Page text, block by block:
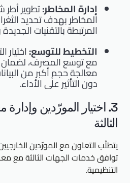
إدارة المخاطر:تطوير أطر
المخاطر بهدف تحديد
المرتبطة بالتقنيات
التخطيط للتوسع: اختيار
مع توسع المصرف، لضمان
معالجة حجم أكبر من
دون التأثير على الأداء.
3. اختيار المورّدين
الثالثة
يتطلّب التعاون مع المورّدين
توافق خدمات الجهات الثالثة مع
التنظيمية.